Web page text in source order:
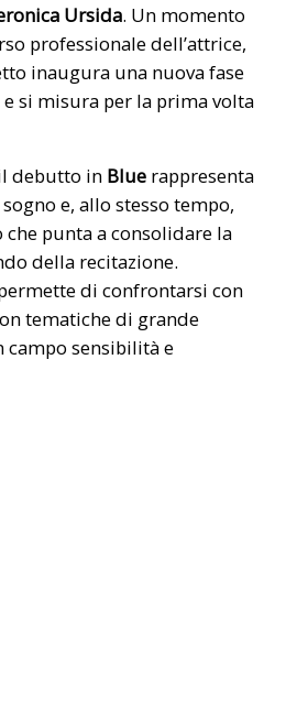
Ursida. Un momento
professionale dell’attrice,
inaugura una nuova fase
si misura per la prima volta
debutto in Blue rappresenta
e, allo stesso tempo,
che punta a consolidare la
della recitazione.
di confrontarsi con
tematiche di grande
sensibilità e